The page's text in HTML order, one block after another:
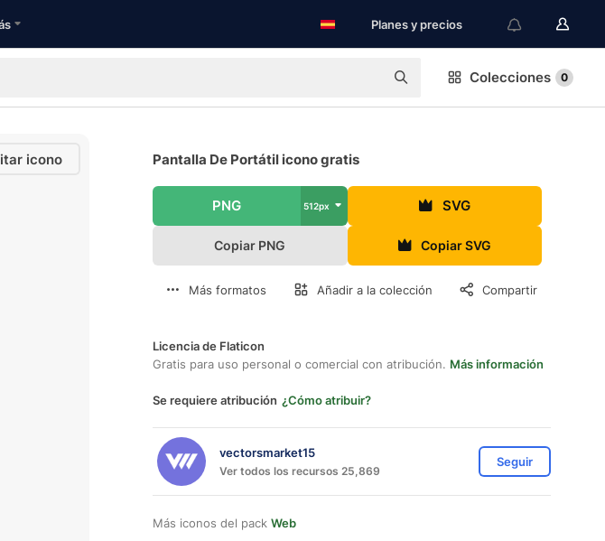
Planes y precios
Colecciones 0
icono Pantalla De Portátil icono gratis
PNG 512px SVG
Copiar PNG Copiar SVG
Más formatos Añadir a la colección Compartir
Licencia de Flaticon
Gratis para uso personal o comercial con atribución. Más información
Se requiere atribución ¿Cómo atribuir?
vectorsmarket15
Ver todos los recursos 25,869
Seguir
Más iconos del pack Web